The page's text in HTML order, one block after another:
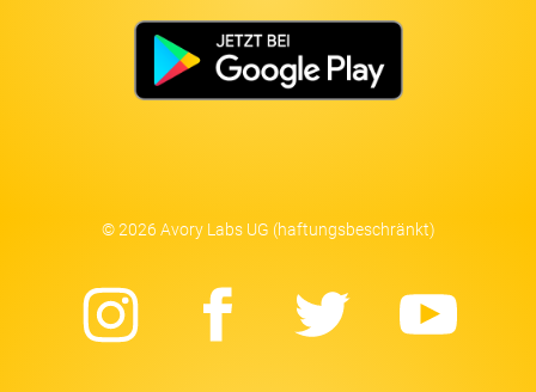
© 2026 Avory Labs UG (haftungsbeschränkt)
Instagram
Facebook
Twitter